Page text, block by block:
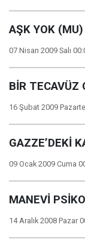
AŞK YOK
07 Nisan 2009 Salı
BİR TECAVÜZ
16 Şubat 2009
GAZZE’DEKİ
09 Ocak 2009 Cuma
MANEVİ
14 Aralık 2008 Pazar